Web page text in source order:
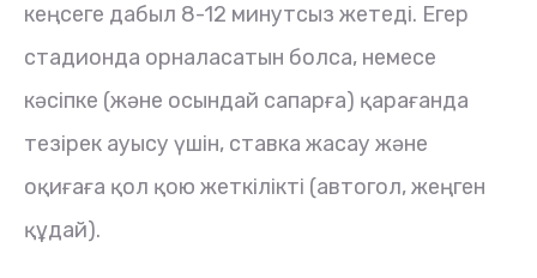
кеңсеге дабыл 8-12 минутсыз жетеді. Егер
стадионда орналасатын болса, немесе
кәсіпке (және осындай сапарға) қарағанда
тезірек ауысу үшін, ставка жасау және
оқиғаға қол қою жеткілікті (автогол, жеңген
құдай).